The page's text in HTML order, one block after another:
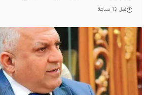
قبل 13 ساعة